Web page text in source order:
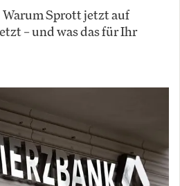
Sprott jetzt auf
– und was das für Ihr